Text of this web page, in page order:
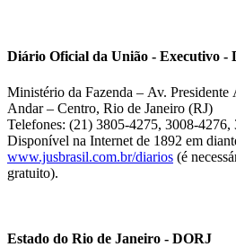
Diário Oficial da União - Executivo -
Ministério da Fazenda – Av.
Andar – Centro, Rio de Janeiro (RJ)
Telefones: (21) 3805-4275, 3008-
Disponível na Internet de 1892 em
www.jusbrasil.com.br/diarios (é
gratuito).
Estado do Rio de Janeiro - DORJ